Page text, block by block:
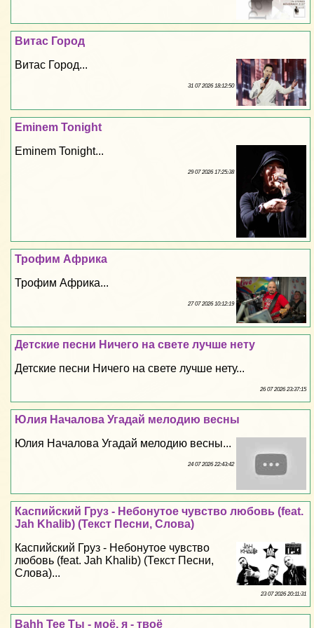
Витас Город
Витас Город...
31 07 2026 18:12:50
Eminem Tonight
Eminem Tonight...
29 07 2026 17:25:38
Трофим Африка
Трофим Африка...
27 07 2026 10:12:19
Детские песни Ничего на свете лучше нету
Детские песни Ничего на свете лучше нету...
26 07 2026 23:37:15
Юлия Началова Угадай мелодию весны
Юлия Началова Угадай мелодию весны...
24 07 2026 22:43:42
Каспийский Груз - Небонутое чувство любовь (feat.
Jah Khalib) (Текст Песни, Слова)
Каспийский Груз - Небонутое чувство
любовь (feat. Jah Khalib) (Текст Песни,
Слова)...
23 07 2026 20:11:31
Bahh Tee Ты - моё, я - твоё